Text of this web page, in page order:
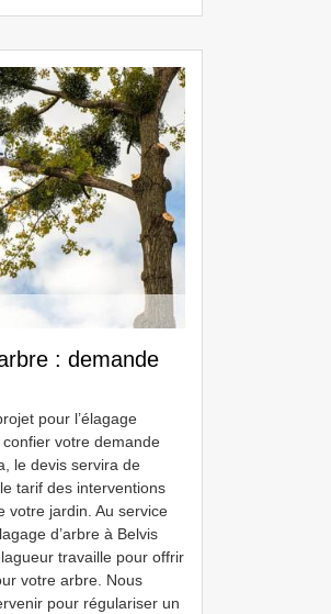
: demande
pour l’élagage
confier votre demande
le devis servira de
tarif des interventions
votre jardin. Au service
d’arbre à Belvis
travaille pour offrir
votre arbre. Nous
pour régulariser un